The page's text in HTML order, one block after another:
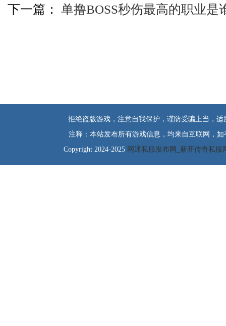
下一篇： 单撸BOSS秒伤最高的职业是
拒绝盗版游戏，注意自我保护，谨防受骗上当，
注释：本站发布所有游戏信息，均来自互联网，
Copyright 2024-2025 网通私服发布网_新开传奇私